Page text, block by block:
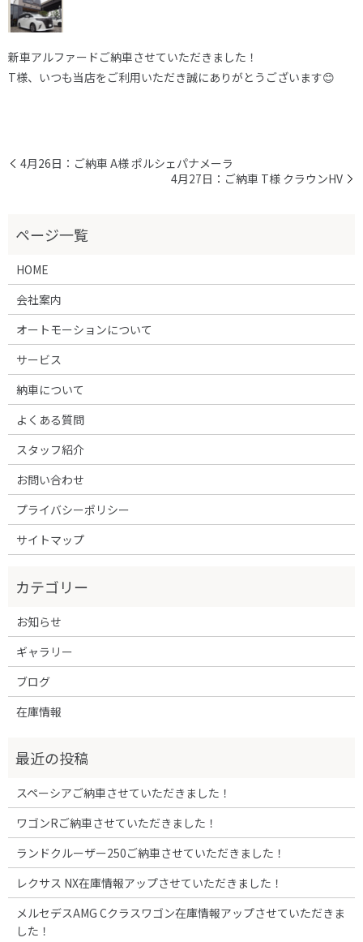
新車アルファードご納車させていただきました！
T様、いつも当店をご利用いただき誠にありがとうございます😊
4月26日：ご納車 A様 ポルシェパナメーラ
4月27日：ご納車 T様 クラウンHV
HOME
会社案内
オートモーションについて
サービス
納車について
よくある質問
スタッフ紹介
お問い合わせ
プライバシーポリシー
サイトマップ
お知らせ
ギャラリー
ブログ
在庫情報
スペーシアご納車させていただきました！
ワゴンRご納車させていただきました！
ランドクルーザー250ご納車させていただきました！
レクサス NX在庫情報アップさせていただきました！
メルセデスAMG Cクラスワゴン在庫情報アップさせていただきま
した！